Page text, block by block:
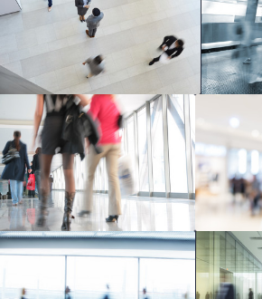
photo
photo